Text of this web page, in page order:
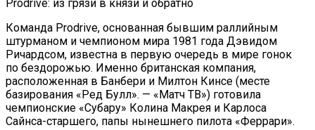
Prodrive: из грязи в князи и обратно
Команда Prodrive, основанная бывшим раллийным
штурманом и чемпионом мира 1981 года Дэвидом
Ричардсом, известна в первую очередь в мире гонок
по бездорожью. Именно британская компания,
расположенная в Банбери и Милтон Кинсе (месте
базирования «Ред Булл». — «Матч ТВ») готовила
чемпионские «Субару» Колина Макрея и Карлоса
Сайнса-старшего, папы нынешнего пилота «Феррари».